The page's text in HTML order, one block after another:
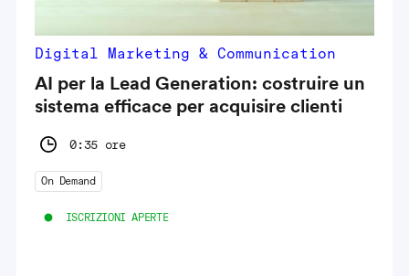
Digital Marketing & Communication
AI per la Lead Generation: costruire un
sistema efficace per acquisire clienti
0:35 ore
On Demand
ISCRIZIONI APERTE